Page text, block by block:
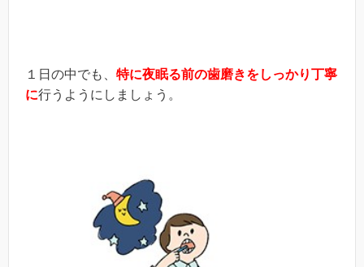
１日の中でも、 特に夜眠る前の歯磨きをしっかり丁寧
に行うようにしましょう。